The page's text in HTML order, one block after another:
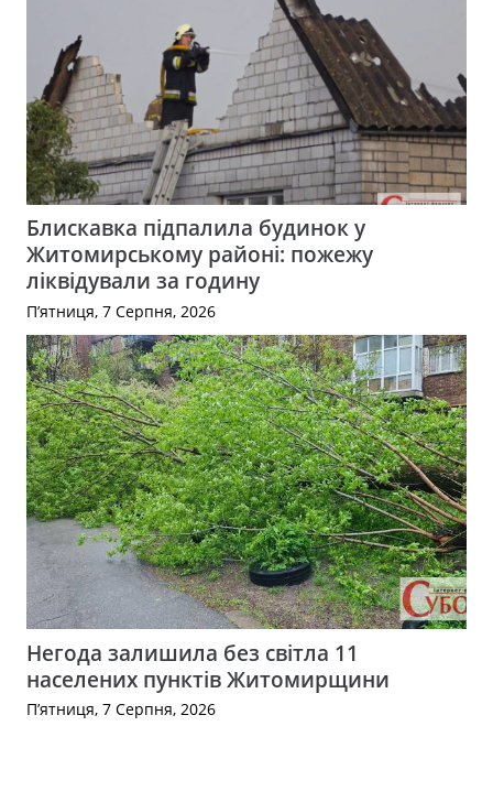
Блискавка підпалила будинок у
Житомирському районі: пожежу
ліквідували за годину
П’ятниця, 7 Серпня, 2026
Негода залишила без світла 11
населених пунктів Житомирщини
П’ятниця, 7 Серпня, 2026